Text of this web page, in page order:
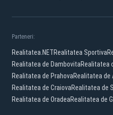
Parteneri:
Realitatea.NETRealitatea Sportiva
Realitatea de DambovitaRealitatea
Realitatea de PrahovaRealitatea de
Realitatea de CraiovaRealitatea de
Realitatea de OradeaRealitatea de